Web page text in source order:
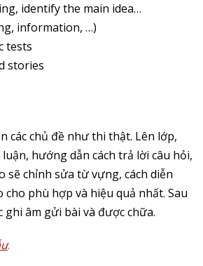
identify the main idea…
information, …)
tests
stories
các chủ đề như thi thật. Lên lớp,
hướng dẫn cách trả lời câu hỏi,
sẽ chỉnh sửa từ vựng, cách diễn
cho phù hợp và hiệu quả nhất. Sau
ghi âm gửi bài và được chữa.
: